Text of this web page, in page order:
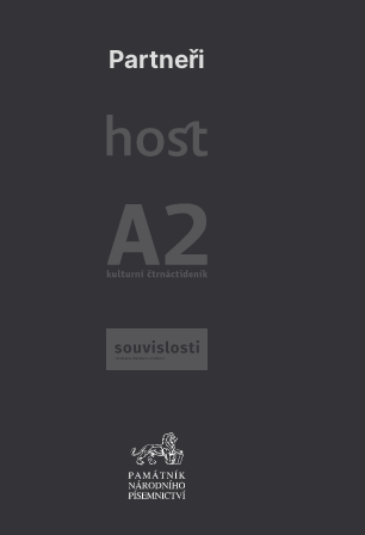
Partneři